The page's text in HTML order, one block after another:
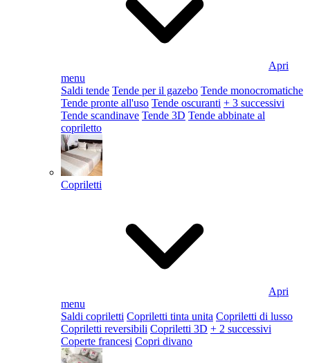
Apri
menu
Saldi tende Tende per il gazebo Tende monocromatiche
Tende pronte all'uso Tende oscuranti + 3 successivi
Tende scandinave Tende 3D Tende abbinate al
copriletto
Copriletti
Apri
menu
Saldi copriletti Copriletti tinta unita Copriletti di lusso
Copriletti reversibili Copriletti 3D + 2 successivi
Coperte francesi Copri divano